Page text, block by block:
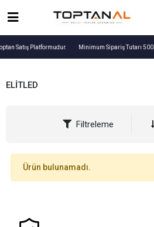
Satış Platformudur. Minimum Sipariş Tutarı
ELİTLED
Filtreleme
Ürün bulunamadı.